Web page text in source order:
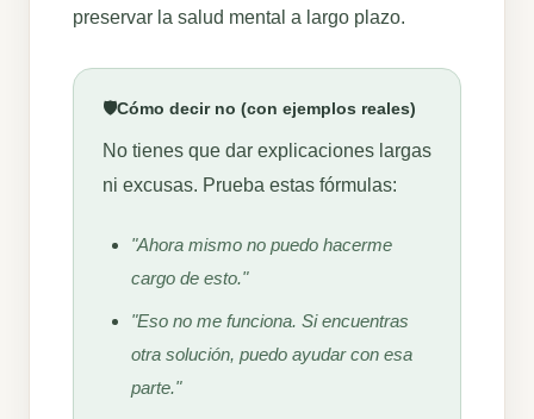
preservar la salud mental a largo plazo.
🛡️Cómo decir no (con ejemplos reales)
No tienes que dar explicaciones largas
ni excusas. Prueba estas fórmulas:
"Ahora mismo no puedo hacerme
cargo de esto."
"Eso no me funciona. Si encuentras
otra solución, puedo ayudar con esa
parte."